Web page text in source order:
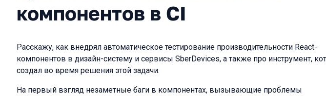
компонентов в CI
Расскажу, как внедрял автоматическое тестирование производительности React-
компонентов в дизайн-систему и сервисы SberDevices, а также про инструмент,
создал во время решения этой задачи.
На первый взгляд незаметные баги в компонентах, вызывающие проблемы